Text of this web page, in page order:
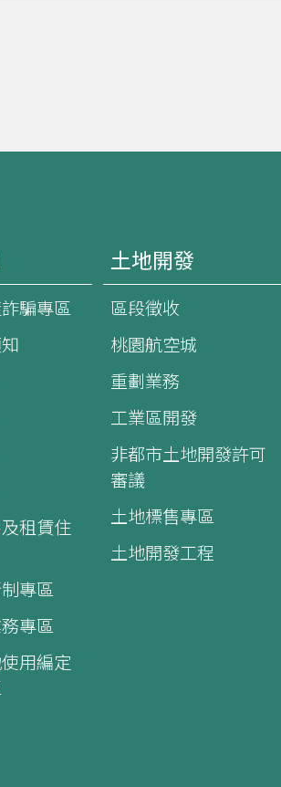
騙專區
租賃住
專區
專區
用編定
土地開發
區段徵收
桃園航空城
重劃業務
工業區開發
非都市土地開發許可
審議
土地標售專區
土地開發工程